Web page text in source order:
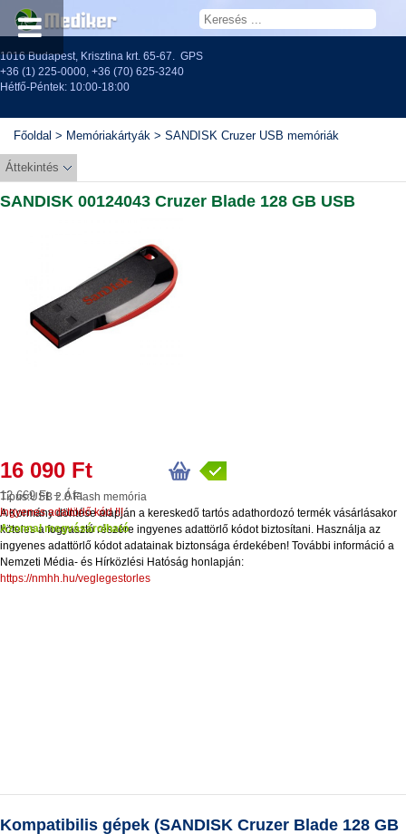
1016 Budapest, Krisztina krt. 65-67. GPS
+36 (1) 225-0000, +36 (70) 625-3240
Hétfő-Péntek: 10:00-18:00
Főoldal > Memóriakártyák > SANDISK Cruzer USB memóriák
Áttekintés
SANDISK 00124043 Cruzer Blade 128 GB USB
16 090 Ft
12 669 Ft + Áfa
Ingyenes adattörlő kód !!!
Azonnal megvásárolható
Típus:USB 2.0 Flash memória
A Kormány döntése alapján a kereskedő tartós adathordozó termék vásárlásakor
köteles a fogyasztó részére ingyenes adattörlő kódot biztosítani. Használja az
ingyenes adattörlő kódot adatainak biztonsága érdekében! További információ a
Nemzeti Média- és Hírközlési Hatóság honlapján:
https://nmhh.hu/veglegestorles
Kompatibilis gépek (SANDISK Cruzer Blade 128 GB